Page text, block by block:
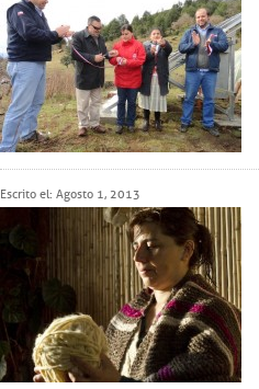
Escrito el: Agosto 1, 2013